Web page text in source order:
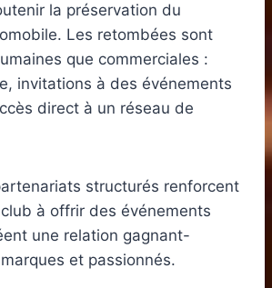
la préservation du
Les retombées sont
que commerciales :
invitations à des événements
direct à un réseau de
structurés renforcent
à offrir des événements
une relation gagnant-
et passionnés.